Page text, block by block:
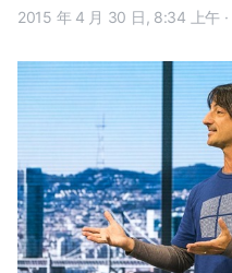
2015 年 4 月 30 日, 8:34 上午 ·